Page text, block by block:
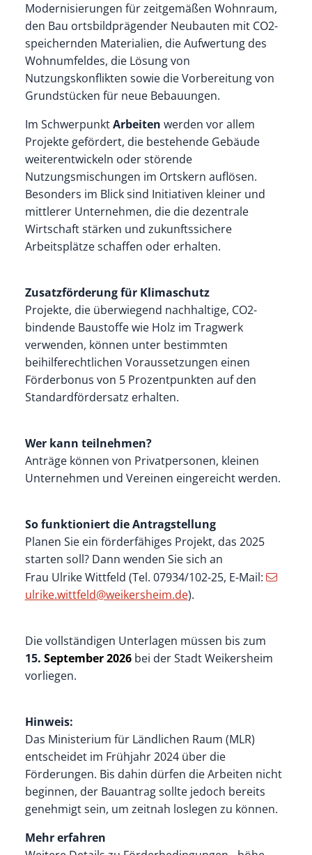
Modernisierungen für zeitgemäßen Wohnraum,
den Bau ortsbildprägender Neubauten mit CO2-
speichernden Materialien, die Aufwertung des
Wohnumfeldes, die Lösung von
Nutzungskonflikten sowie die Vorbereitung von
Grundstücken für neue Bebauungen.
Im SchwerpunktArbeiten werden vor allem
Projekte gefördert, die bestehende Gebäude
weiterentwickeln oder störende
Nutzungsmischungen im Ortskern auflösen.
Besonders im Blick sind Initiativen kleiner und
mittlerer Unternehmen, die die dezentrale
Wirtschaft stärken und zukunftssichere
Arbeitsplätze schaffen oder erhalten.
Zusatzförderung für Klimaschutz
Projekte, die überwiegend nachhaltige, CO2-
bindende Baustoffe wie Holz im Tragwerk
verwenden, können unter bestimmten
beihilferechtlichen Voraussetzungen einen
Förderbonus von 5 Prozentpunkten auf den
Standardfördersatz erhalten.
Wer kann teilnehmen?
Anträge können von Privatpersonen, kleinen
Unternehmen und Vereinen eingereicht werden.
So funktioniert die Antragstellung
Planen Sie ein förderfähiges Projekt, das 2025
starten soll? Dann wenden Sie sich an
Frau Ulrike Wittfeld (Tel. 07934/102-25, E-Mail:
ulrike.wittfeld@weikersheim.de).
Die vollständigen Unterlagen müssen bis zum
15. September 2026bei der Stadt Weikersheim
vorliegen.
Hinweis:
Das Ministerium für Ländlichen Raum (MLR)
entscheidet im Frühjahr 2024 über die
Förderungen. Bis dahin dürfen die Arbeiten nicht
beginnen, der Bauantrag sollte jedoch bereits
genehmigt sein, um zeitnah loslegen zu können.
Mehr erfahren